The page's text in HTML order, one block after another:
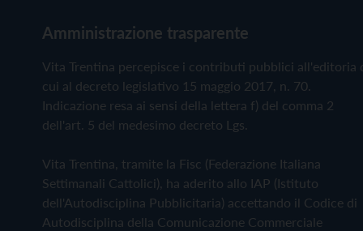
Amministrazione trasparente
Vita Trentina percepisce i contributi pubblici all'editoria
cui al decreto legislativo 15 maggio 2017, n. 70.
Indicazione resa ai sensi della lettera f) del comma 2
dell'art. 5 del medesimo decreto Lgs.
Vita Trentina, tramite la Fisc (Federazione Italiana
Settimanali Cattolici), ha aderito allo IAP (Istituto
dell'Autodisciplina Pubblicitaria) accettando il Codice di
Autodisciplina della Comunicazione Commerciale